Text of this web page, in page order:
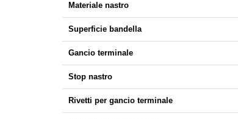
Materiale nastro
Superficie bandella
Gancio terminale
Stop nastro
Rivetti per gancio terminale